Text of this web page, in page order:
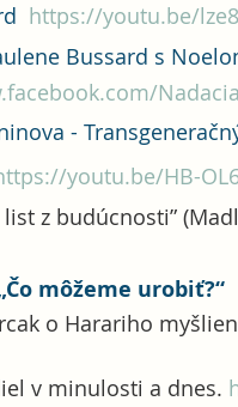
https://youtu.be/
Bussard s
-
youtu.be/HB-
z budúcnosti”
môžeme urobiť?“
o Harariho
v minulosti a dnes.